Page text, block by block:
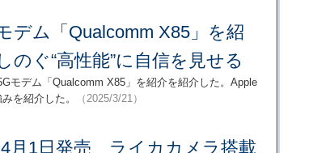
デム「Qualcomm X85」を紹
ぐ“高性能”に自信を見せる
モデム「Qualcomm X85」を紹介を紹介した。Apple
を紹介した。
（2025/3/21）
4月1日発売 ライカカメラ搭載